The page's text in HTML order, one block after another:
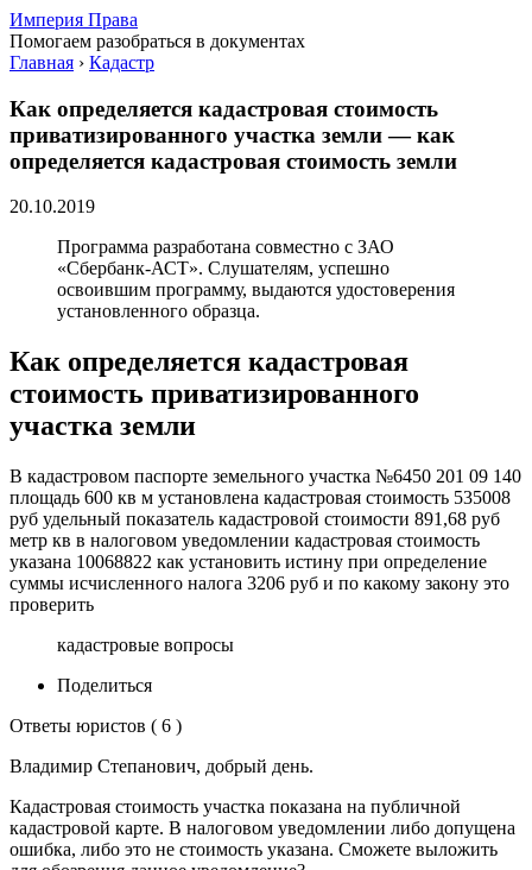
Империя Права
Помогаем разобраться в документах
Главная › Кадастр
Как определяется кадастровая стоимость
приватизированного участка земли — как
определяется кадастровая стоимость земли
20.10.2019
Программа разработана совместно с ЗАО
«Сбербанк-АСТ». Слушателям, успешно
освоившим программу, выдаются удостоверения
установленного образца.
Как определяется кадастровая
стоимость приватизированного
участка земли
В кадастровом паспорте земельного участка №6450 201 09 140
площадь 600 кв м установлена кадастровая стоимость 535008
руб удельный показатель кадастровой стоимости 891,68 руб
метр кв в налоговом уведомлении кадастровая стоимость
указана 10068822 как установить истину при определение
суммы исчисленного налога 3206 руб и по какому закону это
проверить
кадастровые вопросы
Поделиться
Ответы юристов ( 6 )
Владимир Степанович, добрый день.
Кадастровая стоимость участка показана на публичной
кадастровой карте. В налоговом уведомлении либо допущена
ошибка, либо это не стоимость указана. Сможете выложить